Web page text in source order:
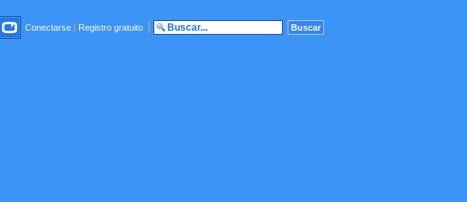
Conectarse | Registro gratuito